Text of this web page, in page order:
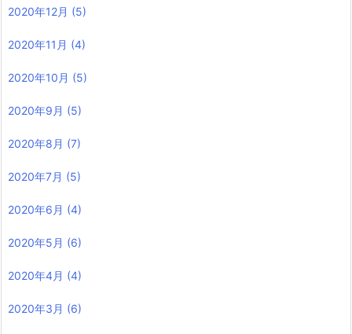
2020年12月 (5)
2020年11月 (4)
2020年10月 (5)
2020年9月 (5)
2020年8月 (7)
2020年7月 (5)
2020年6月 (4)
2020年5月 (6)
2020年4月 (4)
2020年3月 (6)